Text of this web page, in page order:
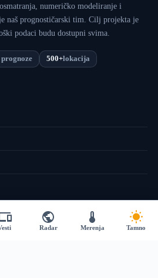
numeričko modeliranje i
naš prognostičarski tim. Cilj projekta je
podaci budu dostupni svima.
500+lokacija
Radar Merenja Tamno